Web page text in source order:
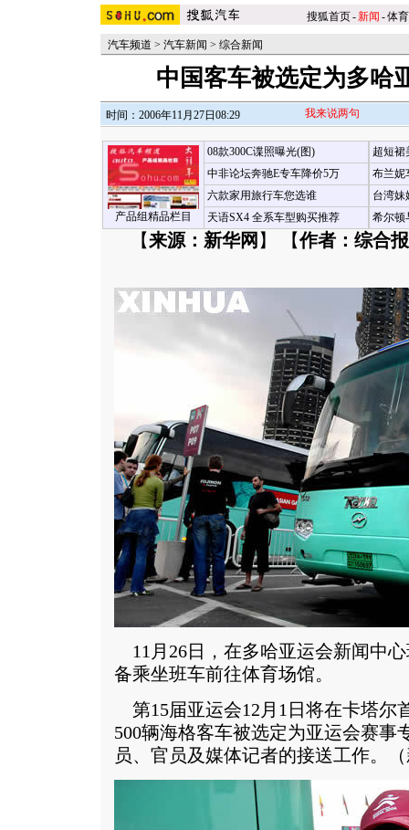
搜狐首页-新闻 -体育
汽车频道 > 汽车新闻 > 综合新闻
中国客车被选定为多哈
时间：2006年11月27日08:29 我来说两句
产品组精品栏目
08款300C谍照曝光(图)
中非论坛奔驰E专车降价5万
六款家用旅行车您选谁
天语SX4 全系车型购买推荐
超短裙
布兰妮
台湾妹
希尔顿
【来源：新华网 】 【作者：综合
11月26日，在多哈亚运会新闻中
备乘坐班车前往体育场馆。
第15届亚运会12月1日将在卡塔尔
500辆海格客车被选定为亚运会赛事
员、官员及媒体记者的接送工作。